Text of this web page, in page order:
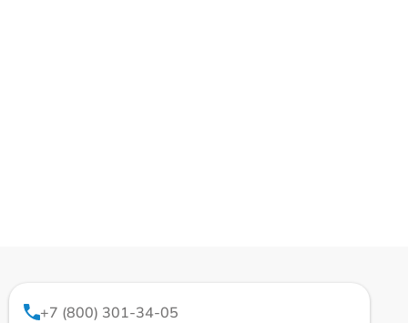
+7 (800) 301-34-05